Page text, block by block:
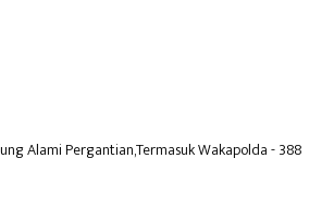
Alami Pergantian,Termasuk Wakapolda- 388